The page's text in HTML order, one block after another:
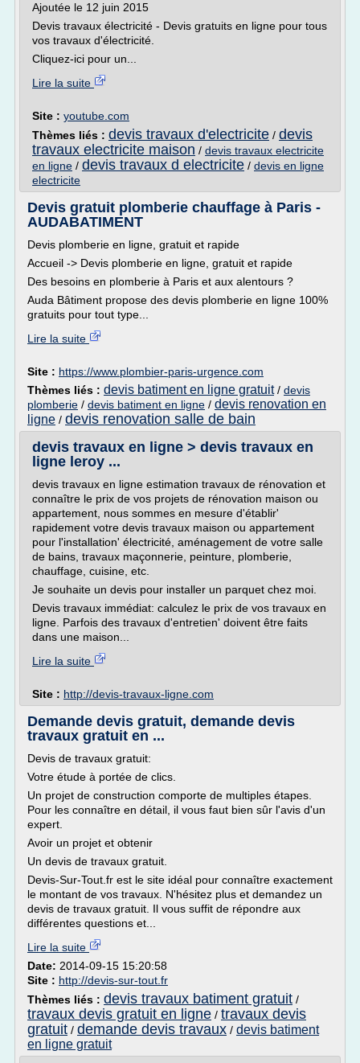
Ajoutée le 12 juin 2015
Devis travaux électricité - Devis gratuits en ligne pour tous
vos travaux d'électricité.
Cliquez-ici pour un...
Lire la suite
Site : youtube.com
Thèmes liés : devis travaux d'electricite / devis
travaux electricite maison / devis travaux electricite
en ligne / devis travaux d electricite / devis en ligne
electricite
Devis gratuit plomberie chauffage à Paris -
AUDABATIMENT
Devis plomberie en ligne, gratuit et rapide
Accueil -> Devis plomberie en ligne, gratuit et rapide
Des besoins en plomberie à Paris et aux alentours ?
Auda Bâtiment propose des devis plomberie en ligne 100%
gratuits pour tout type...
Lire la suite
Site : https://www.plombier-paris-urgence.com
Thèmes liés : devis batiment en ligne gratuit/ devis
plomberie / devis batiment en ligne / devis renovation en
ligne / devis renovation salle de bain
devis travaux en ligne > devis travaux en
ligne leroy ...
devis travaux en ligne estimation travaux de rénovation et
connaître le prix de vos projets de rénovation maison ou
appartement, nous sommes en mesure d'établir'
rapidement votre devis travaux maison ou appartement
pour l'installation' électricité, aménagement de votre salle
de bains, travaux maçonnerie, peinture, plomberie,
chauffage, cuisine, etc.
Je souhaite un devis pour installer un parquet chez moi.
Devis travaux immédiat: calculez le prix de vos travaux en
ligne. Parfois des travaux d'entretien' doivent être faits
dans une maison...
Lire la suite
Site : http://devis-travaux-ligne.com
Demande devis gratuit, demande devis
travaux gratuit en ...
Devis de travaux gratuit:
Votre étude à portée de clics.
Un projet de construction comporte de multiples étapes.
Pour les connaître en détail, il vous faut bien sûr l'avis d'un
expert.
Avoir un projet et obtenir
Un devis de travaux gratuit.
Devis-Sur-Tout.fr est le site idéal pour connaître exactement
le montant de vos travaux. N'hésitez plus et demandez un
devis de travaux gratuit. Il vous suffit de répondre aux
différentes questions et...
Lire la suite
Date: 2014-09-15 15:20:58
Site : http://devis-sur-tout.fr
Thèmes liés : devis travaux batiment gratuit /
travaux devis gratuit en ligne / travaux devis
gratuit / demande devis travaux / devis batiment
en ligne gratuit